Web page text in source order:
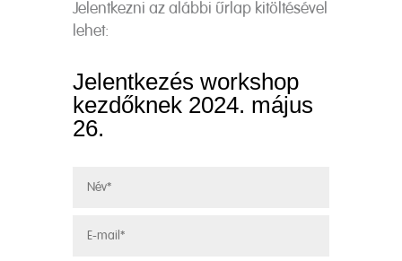
Jelentkezni az alábbi űrlap kitöltésével
lehet:
Jelentkezés workshop
kezdőknek 2024. május
26.